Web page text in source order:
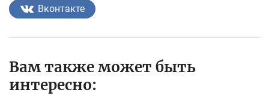
Вконтакте
Вам также может быть
интересно: